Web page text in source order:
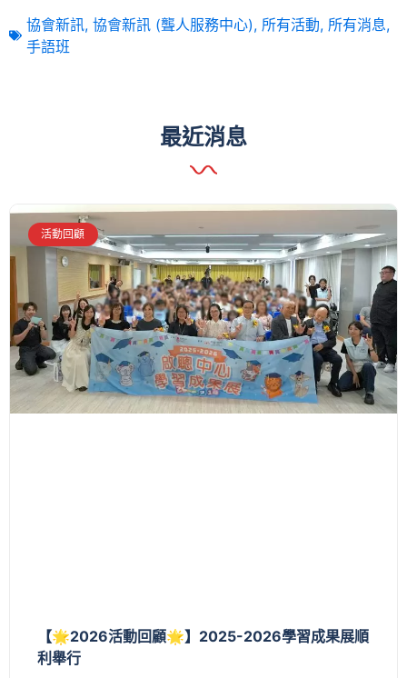
協會新訊, 協會新訊 (聾人服務中心), 所有活動, 所有消息,
手語班
最近消息
活動回顧
【🌟2026活動回顧🌟】2025-2026學習成果展順
利舉行